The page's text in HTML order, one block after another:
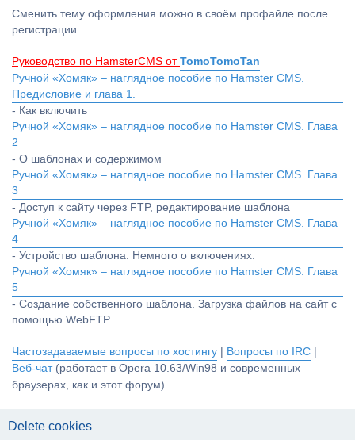
Сменить тему оформления можно в своём профайле после
регистрации.
Руководство по HamsterCMS от TomoTomoTan
Ручной «Хомяк» – наглядное пособие по Hamster CMS.
Предисловие и глава 1.
- Как включить
Ручной «Хомяк» – наглядное пособие по Hamster CMS. Глава
2
- О шаблонах и содержимом
Ручной «Хомяк» – наглядное пособие по Hamster CMS. Глава
3
- Доступ к сайту через FTP, редактирование шаблона
Ручной «Хомяк» – наглядное пособие по Hamster CMS. Глава
4
- Устройство шаблона. Немного о включениях.
Ручной «Хомяк» – наглядное пособие по Hamster CMS. Глава
5
- Создание собственного шаблона. Загрузка файлов на сайт с
помощью WebFTP
Частозадаваемые вопросы по хостингу Вопросы по IRC
Веб-чат(работает в Opera 10.63/Win98 и современных
браузерах, как и этот форум)
Delete cookies